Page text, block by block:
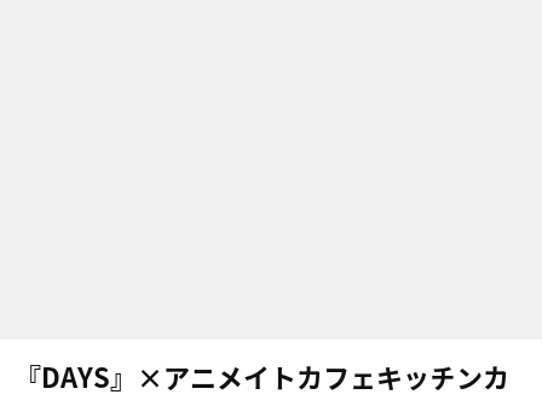
『DAYS』×アニメイトカフェキッチンカ